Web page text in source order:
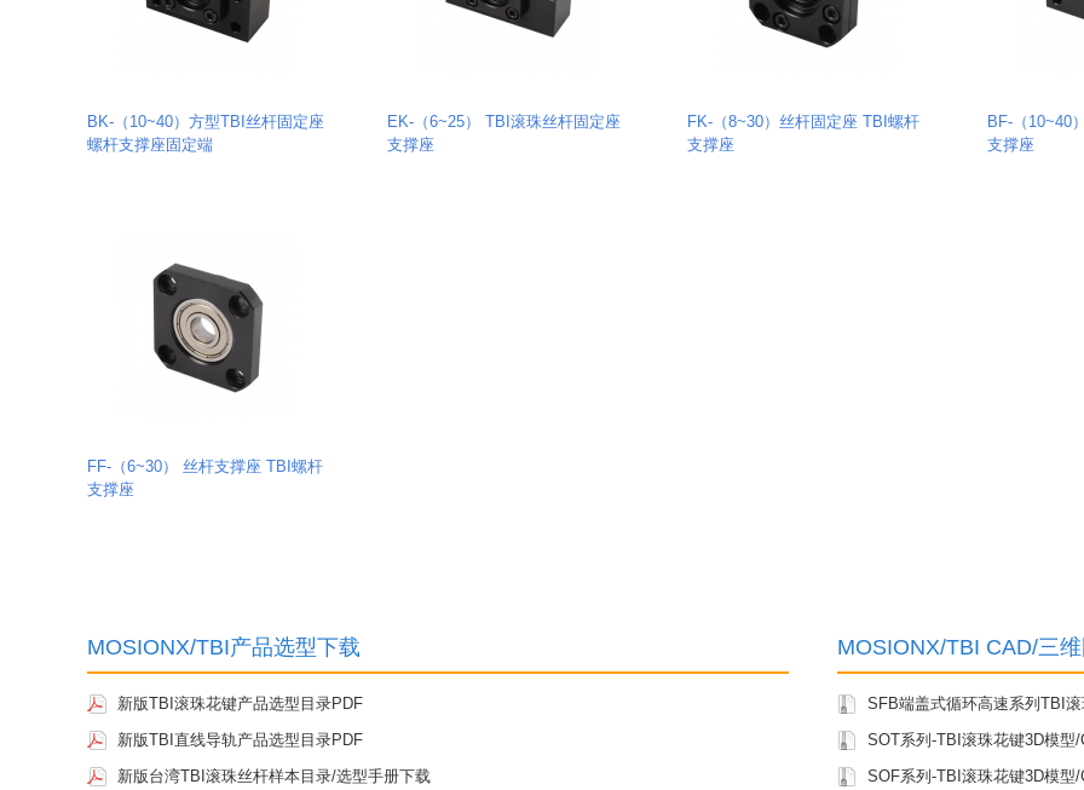
BK-（10~40）方型TBI丝杆固定座
螺杆支撑座固定端
EK-（6~25） TBI滚珠丝杆固定座
支撑座
FK-（8~30）丝杆固定座 TBI螺杆
支撑座
BF-（10~40
支撑座
FF-（6~30） 丝杆支撑座 TBI螺杆
支撑座
MOSIONX/TBI产品选型下载
新版TBI滚珠花键产品选型目录PDF
新版TBI直线导轨产品选型目录PDF
新版台湾TBI滚珠丝杆样本目录/选型手册下载
MOSIONX/TBI CAD/三
SFB端盖式循环高速系列TBI
SOT系列-TBI滚珠花键3D模型
SOF系列-TBI滚珠花键3D模型